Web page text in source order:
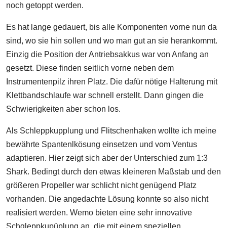
noch getoppt werden.
Es hat lange gedauert, bis alle Komponenten vorne nun da
sind, wo sie hin sollen und wo man gut an sie herankommt.
Einzig die Position der Antriebsakkus war von Anfang an
gesetzt. Diese finden seitlich vorne neben dem
Instrumentenpilz ihren Platz. Die dafür nötige Halterung mit
Klettbandschlaufe war schnell erstellt. Dann gingen die
Schwierigkeiten aber schon los.
Als Schleppkupplung und Flitschenhaken wollte ich meine
bewährte Spantenlkösung einsetzen und vom Ventus
adaptieren. Hier zeigt sich aber der Unterschied zum 1:3
Shark. Bedingt durch den etwas kleineren Maßstab und den
größeren Propeller war schlicht nicht genügend Platz
vorhanden. Die angedachte Lösung konnte so also nicht
realisiert werden. Wemo bieten eine sehr innovative
Schgleppkupüplung an, die mit einem speziellen,